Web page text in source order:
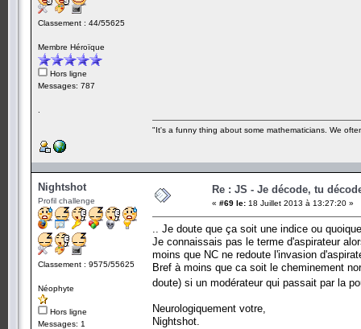
Classement : 44/55625
Membre Héroïque
Hors ligne
Messages: 787
"It's a funny thing about some mathematicians. We
Nightshot
Profil challenge
Classement : 9575/55625
Néophyte
Hors ligne
Messages: 1
Re : JS - Je décode, tu
« #69 le: 18 Juillet 2013 à 13:27:20 »
.. Je doute que ça soit une indice ou
Je connaissais pas le terme d'aspirateur
moins que NC ne redoute l'invasion
Bref à moins que ca soit le cheminement
doute) si un modérateur qui passait par la
Neurologiquement votre,
Nightshot.